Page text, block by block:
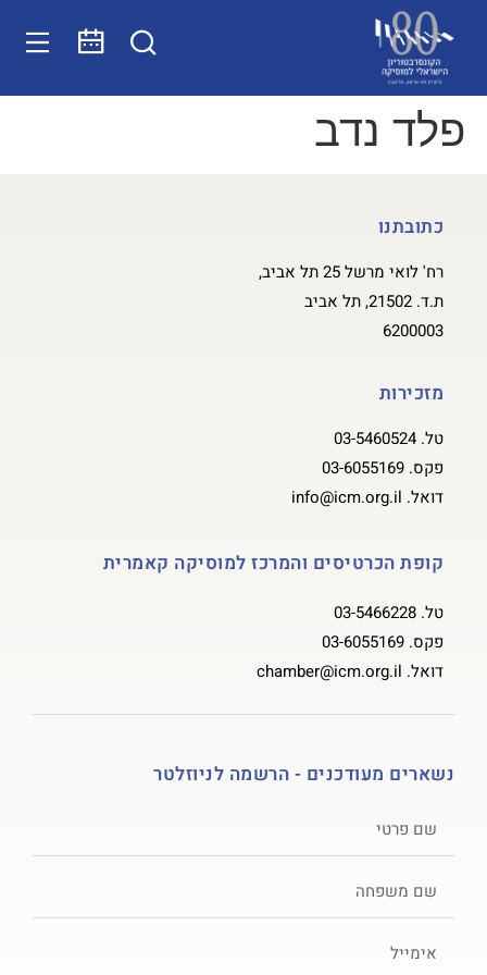
פלד נדב
כתובתנו
רח' לואי מרשל 25 תל אביב,
ת.ד. 21502, תל אביב
6200003
מזכירות
טל. 03-5460524
פקס. 03-6055169
דואל. info@icm.org.il
קופת הכרטיסים והמרכז למוסיקה קאמרית
טל. 03-5466228
פקס. 03-6055169
דואל. chamber@icm.org.il
נשארים מעודכנים - הרשמה לניוזלטר